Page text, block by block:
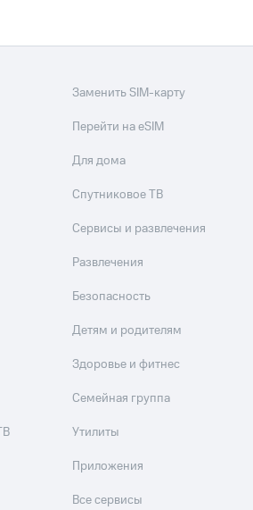
Заменить SIM-карту
Перейти на eSIM
Для дома
Спутниковое ТВ
Сервисы и развлечения
Развлечения
Безопасность
Детям и родителям
Здоровье и фитнес
Семейная группа
Утилиты
Приложения
Все сервисы